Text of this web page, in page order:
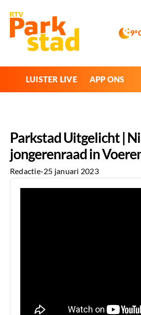
LUISTER LIVE APP ONS
Parkstad Uitgelicht |
jongerenraad in
Redactie-25 januari 2023